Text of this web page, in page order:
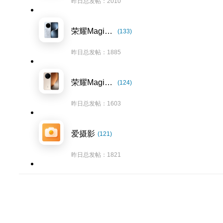
荣耀Magic7系列 (133)
昨日总发帖：1885
荣耀Magic8系列 (124)
昨日总发帖：1603
爱摄影 (121)
昨日总发帖：1821